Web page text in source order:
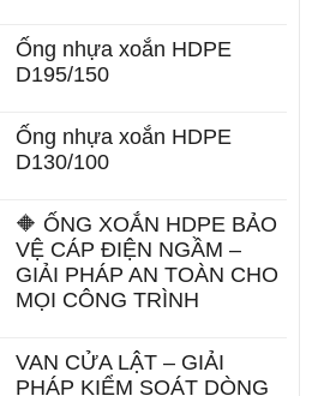
Ống nhựa xoắn HDPE
D195/150
Ống nhựa xoắn HDPE
D130/100
🔶 ỐNG XOẮN HDPE BẢO
VỆ CÁP ĐIỆN NGẦM –
GIẢI PHÁP AN TOÀN CHO
MỌI CÔNG TRÌNH
VAN CỬA LẬT – GIẢI
PHÁP KIỂM SOÁT DÒNG